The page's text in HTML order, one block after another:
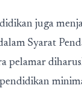
juga
Syarat
pelamar